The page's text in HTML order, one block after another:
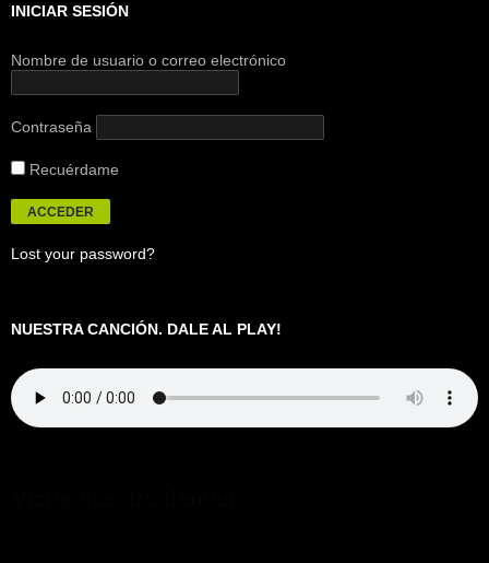
INICIAR SESIÓN
Nombre de usuario o correo electrónico
Contraseña
Recuérdame
Lost your password?
NUESTRA CANCIÓN. DALE AL PLAY!